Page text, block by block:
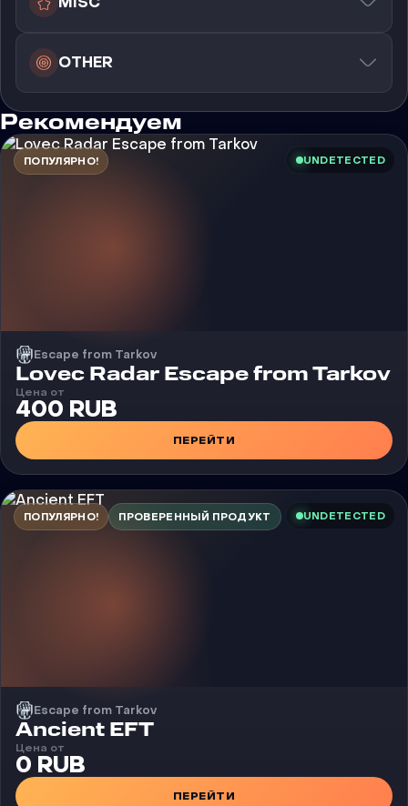
OTHER
Рекомендуем
ПОПУЛЯРНО! UNDETECTED
Escape from Tarkov
Чит
Lovec Radar Escape from Tarkov
Цена от
400 RUB
ПЕРЕЙТИ
ПОПУЛЯРНО! ПРОВЕРЕННЫЙ ПРОДУКТ UNDETECTED
Escape from Tarkov
Чит
Ancient EFT
Цена от
0 RUB
ПЕРЕЙТИ